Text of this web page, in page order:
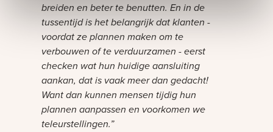
breiden en beter te benutten. En in de
tussentijd is het belangrijk dat klanten -
voordat ze plannen maken om te
verbouwen of te verduurzamen - eerst
checken wat hun huidige aansluiting
aankan, dat is vaak meer dan gedacht!
Want dan kunnen mensen tijdig hun
plannen aanpassen en voorkomen we
teleurstellingen.”